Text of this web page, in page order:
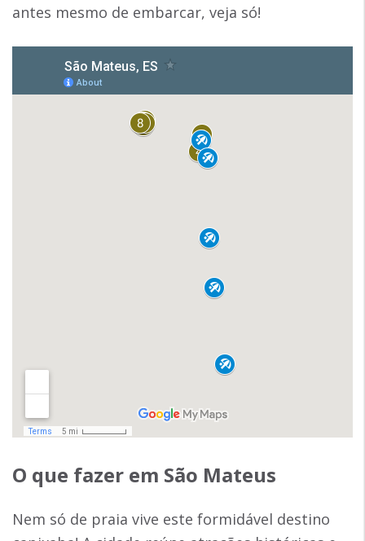
antes mesmo de embarcar, veja só!
O que fazer em São Mateus
Nem só de praia vive este formidável destino